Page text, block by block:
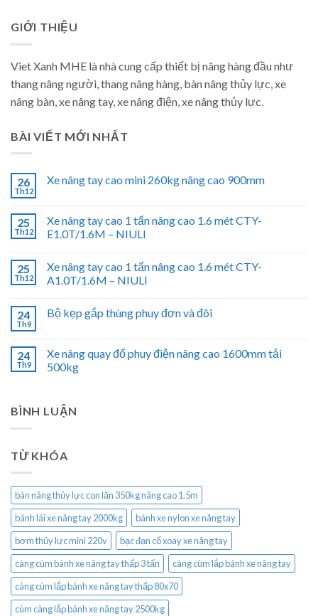
GIỚI THIỆU
Viet Xanh MHE là nhà cung cấp thiết bị nâng hàng đầu như
thang nâng người, thang nâng hàng, bàn nâng thủy lực, xe
nâng bàn, xe nâng tay, xe nâng điện, xe nâng thủy lực.
BÀI VIẾT MỚI NHẤT
26
Th12
Xe nâng tay cao mini 260kg nâng cao 900mm
25
Th12
Xe nâng tay cao 1 tấn nâng cao 1.6 mét CTY-
E1.0T/1.6M – NIULI
25
Th12
Xe nâng tay cao 1 tấn nâng cao 1.6 mét CTY-
A1.0T/1.6M – NIULI
24
Th9
Bộ kẹp gắp thùng phuy đơn và đôi
24
Th9
Xe nâng quay đổ phuy điện nâng cao 1600mm tải
500kg
BÌNH LUẬN
TỪ KHÓA
bàn nâng thủy lực con lăn 350kg nâng cao 1.5m
bánh lái xe nâng tay 2000kg
bánh xe nylon xe nâng tay
bơm thủy lực mini 220v
bạc đạn cổ xoay xe nâng tay
càng cùm bánh xe nâng tay thấp 3 tấn
càng cùm lắp bánh xe nâng tay
càng cùm lắp bánh xe nâng tay thấp 80x70
cùm càng lắp bánh xe nâng tay 2500kg